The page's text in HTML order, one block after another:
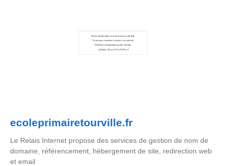
ecoleprimairetourville.fr
Le Relais Internet propose des services de gestion de nom de
domaine, référencement, hébergement de site, redirection web
et email